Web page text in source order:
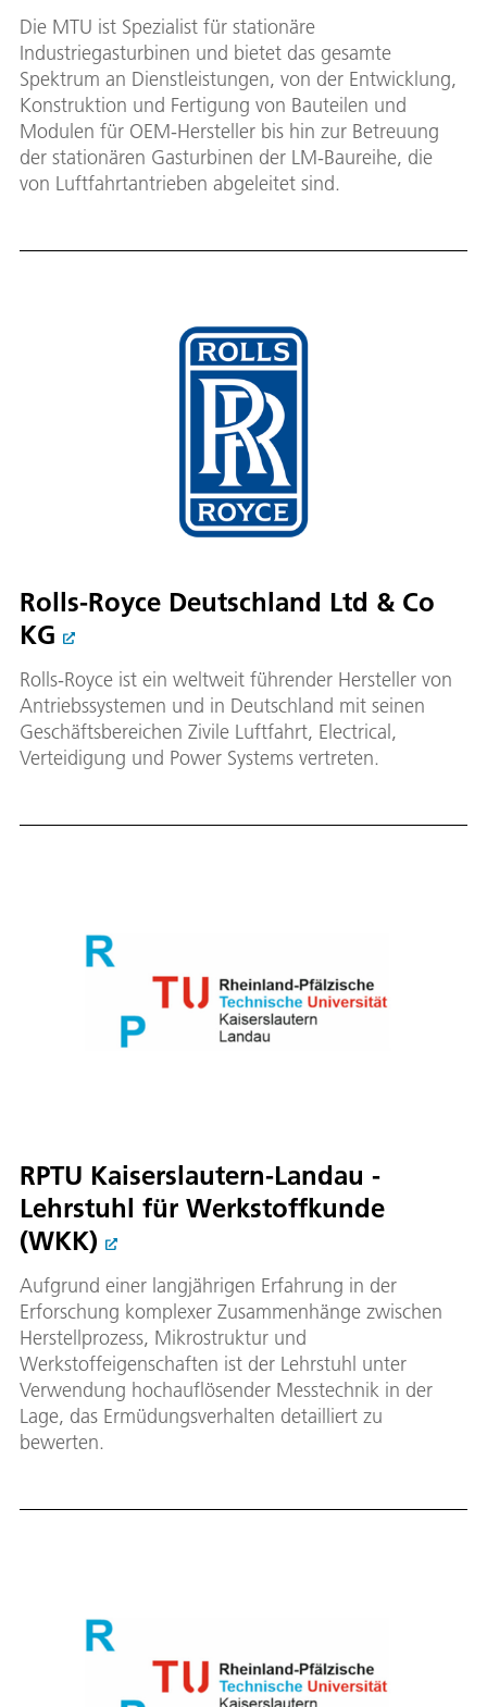
Die MTU ist Spezialist für stationäre
Industriegasturbinen und bietet das gesamte
Spektrum an Dienstleistungen, von der Entwicklung,
Konstruktion und Fertigung von Bauteilen und
Modulen für OEM-Hersteller bis hin zur Betreuung
der stationären Gasturbinen der LM-Baureihe, die
von Luftfahrtantrieben abgeleitet sind.
Rolls-Royce Deutschland Ltd & Co
KG
Rolls-Royce ist ein weltweit führender Hersteller von
Antriebssystemen und in Deutschland mit seinen
Geschäftsbereichen Zivile Luftfahrt, Electrical,
Verteidigung und Power Systems vertreten.
RPTU Kaiserslautern-Landau -
Lehrstuhl für Werkstoffkunde
(WKK)
Aufgrund einer langjährigen Erfahrung in der
Erforschung komplexer Zusammenhänge zwischen
Herstellprozess, Mikrostruktur und
Werkstoffeigenschaften ist der Lehrstuhl unter
Verwendung hochauflösender Messtechnik in der
Lage, das Ermüdungsverhalten detailliert zu
bewerten.